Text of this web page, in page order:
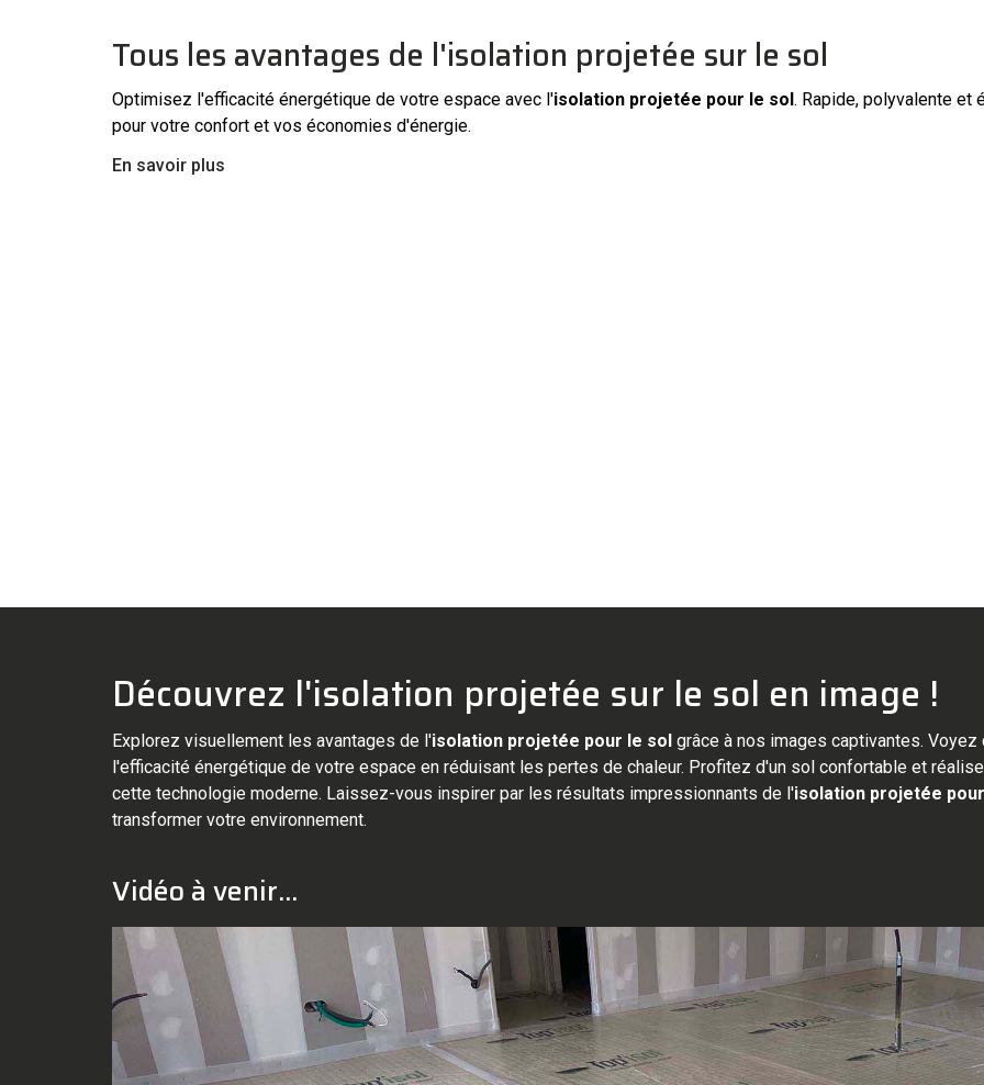
Tous les avantages de l'isolation projetée sur le sol
Optimisez l'efficacité énergétique de votre espace avec l'isolation projetée pour le sol. Rapide, polyvalente et
pour votre confort et vos économies d'énergie.
En savoir plus
Découvrez l'isolation projetée sur le sol en image !
Explorez visuellement les avantages de l'isolation projetée pour le sol grâce à nos images captivantes.
l'efficacité énergétique de votre espace en réduisant les pertes de chaleur. Profitez d'un sol confortable et
cette technologie moderne. Laissez-vous inspirer par les résultats impressionnants de l'isolation projetée
transformer votre environnement.
Vidéo à venir...